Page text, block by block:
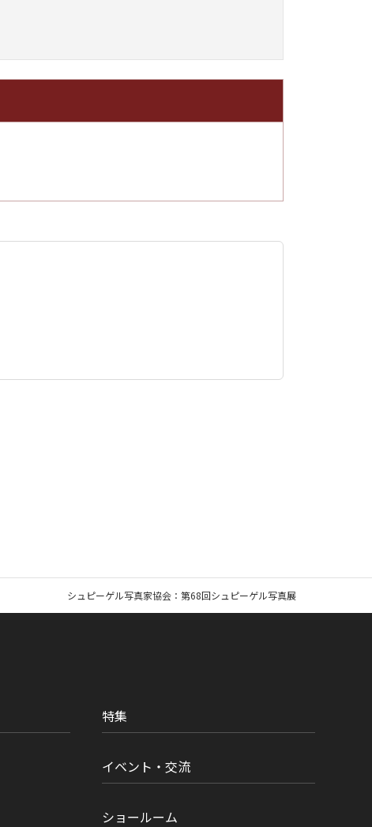
シュピーゲル写真家協会：第68回シュピーゲル写真展
特集
イベント・交流
ショールーム